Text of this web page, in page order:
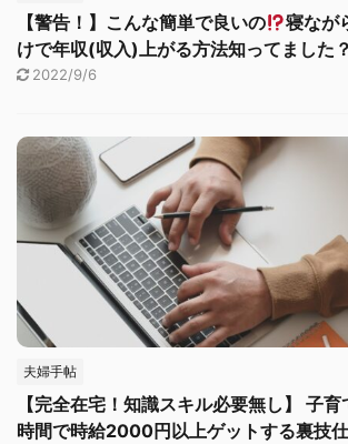
【警告！】こんな簡単で良いの
寝なが
けで年収(収入)上がる方法知ってました？
2022/9/6
夫婦手帖
【完全在宅！知識スキル必要無し】 子
時間で時給2000円以上ゲットする裏技